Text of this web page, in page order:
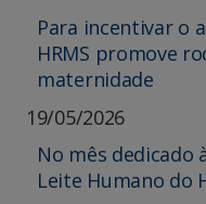
Para incentivar o
HRMS promove
maternidade
19/05/2026
No mês dedicado
Leite Humano do